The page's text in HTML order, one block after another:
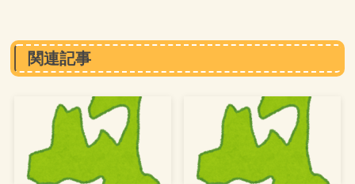
関連記事